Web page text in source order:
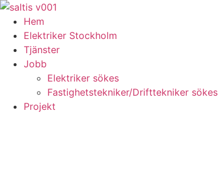
Skip
content
Hem
Elektriker Stockholm
Tjänster
Jobb
Elektriker sökes
Fastighetstekniker/Drifttekniker sökes
Projekt